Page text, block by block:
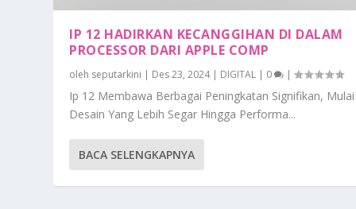
IP 12 HADIRKAN KECANGGIHAN DI DALAM
PROCESSOR DARI APPLE COMP
oleh seputarkini | Des 23, 2024| DIGITAL | 0 |
Ip 12 Membawa Berbagai Peningkatan Signifikan,
Desain Yang Lebih Segar Hingga Performa...
BACA SELENGKAPNYA